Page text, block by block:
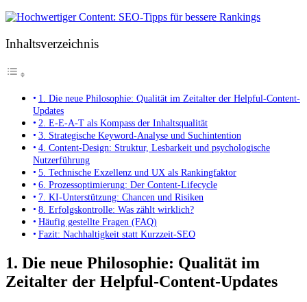
Inhaltsverzeichnis
1. Die neue Philosophie: Qualität im Zeitalter der Helpful-Content-
Updates
2. E-E-A-T als Kompass der Inhaltsqualität
3. Strategische Keyword-Analyse und Suchintention
4. Content-Design: Struktur, Lesbarkeit und psychologische
Nutzerführung
5. Technische Exzellenz und UX als Rankingfaktor
6. Prozessoptimierung: Der Content-Lifecycle
7. KI-Unterstützung: Chancen und Risiken
8. Erfolgskontrolle: Was zählt wirklich?
Häufig gestellte Fragen (FAQ)
Fazit: Nachhaltigkeit statt Kurzzeit-SEO
1. Die neue Philosophie: Qualität im
Zeitalter der Helpful-Content-Updates